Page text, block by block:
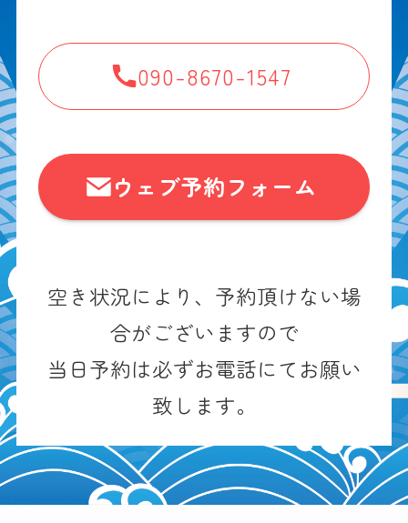
090-8670-1547
ウェブ予約フォーム
空き状況により、予約頂けない場
合がございますので
当日予約は必ずお電話にてお願い
致します。